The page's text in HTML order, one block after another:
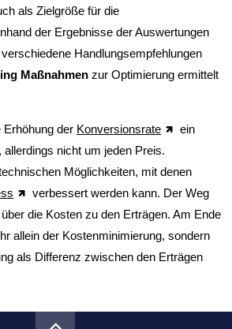
als Zielgröße für die
der Ergebnisse der Auswertungen
Handlungsempfehlungen
Maßnahmen zur Optimierung ermittelt
Erhöhung der Konversionsrate
ein
nicht um jeden Preis.
Möglichkeiten, mit denen
verbessert werden kann. Der Weg
die Kosten zu den Erträgen. Am Ende
allein der Kostenminimierung, sondern
als Differenz zwischen den Erträgen